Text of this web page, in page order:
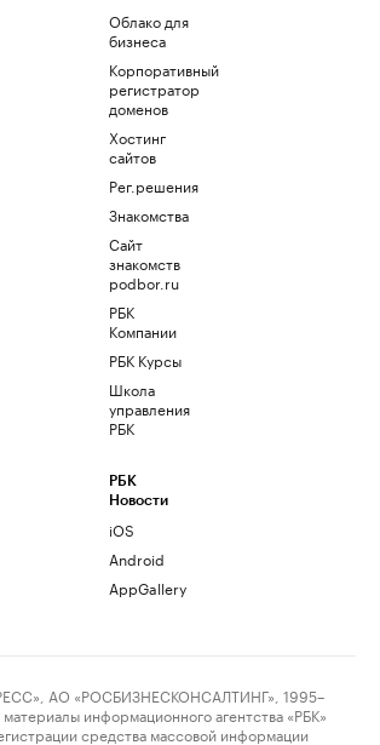
Облако для
бизнеса
Корпоративный
регистратор
доменов
Хостинг
сайтов
Рег.решения
Знакомства
Сайт
знакомств
podbor.ru
РБК
Компании
РБК Курсы
Школа
управления
РБК
РБК
Новости
iOS
Android
AppGallery
АО «РОСБИЗНЕСКОНСАЛТИНГ», 1995–
информационного агентства «РБК»
средства массовой информации